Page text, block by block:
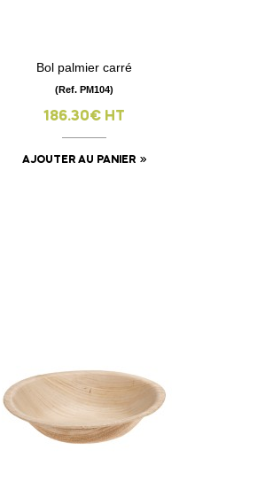
visibility
Bol palmier carré
(Ref. PM104)
186.30€ HT
AJOUTER AU PANIER